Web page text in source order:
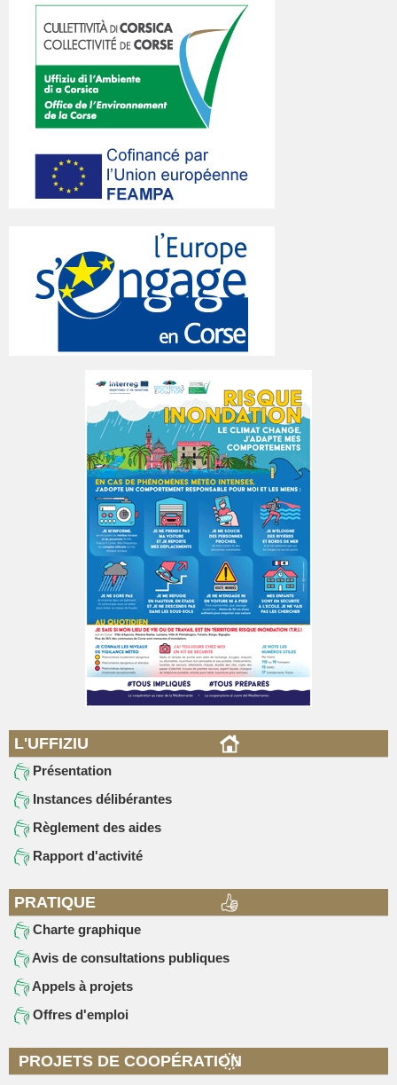
L'UFFIZIU
Présentation
Instances délibérantes
Règlement des aides
Rapport d'activité
PRATIQUE
Charte graphique
Avis de consultations publiques
Appels à projets
Offres d'emploi
PROJETS DE COOPÉRATION